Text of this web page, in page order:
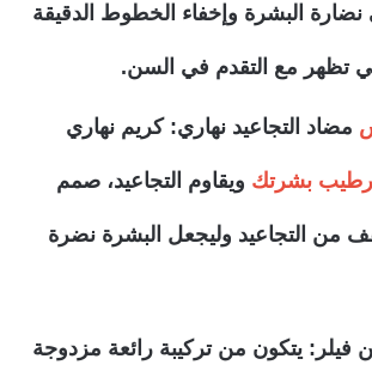
البشرة وإخفاء الخطوط الدقيقة
تظهر مع التقدم في السن.
مضاد التجاعيد نهاري: كريم نهاري
بشرتك ويقاوم التجاعيد، صمم
من التجاعيد وليجعل البشرة نضرة
فيلر: يتكون من تركيبة رائعة مزدوجة